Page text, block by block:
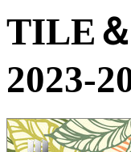
TILE
2023-